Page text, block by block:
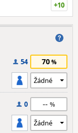
+10
54 70
0 --